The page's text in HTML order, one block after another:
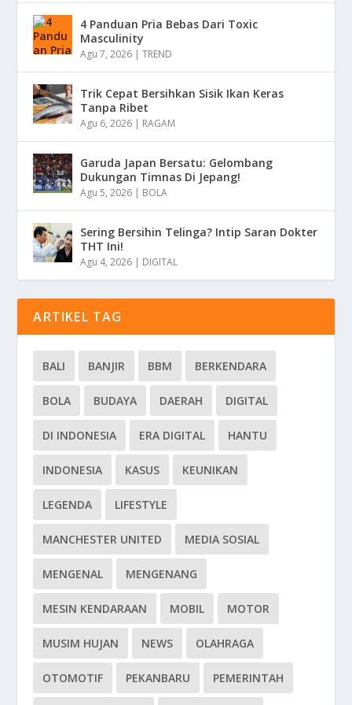
4 Panduan Pria Bebas Dari Toxic
Masculinity
Agu 7, 2026 |TREND
Trik Cepat Bersihkan Sisik Ikan Keras
Tanpa Ribet
Agu 6, 2026 | RAGAM
Garuda Japan Bersatu: Gelombang
Dukungan Timnas Di Jepang!
Agu 5, 2026 | BOLA
Sering Bersihin Telinga? Intip Saran Dokter
THT Ini!
Agu 4, 2026 | DIGITAL
ARTIKEL TAG
BALI BANJIR BBM BERKENDARA
BOLA BUDAYA DAERAH DIGITAL
DI INDONESIA ERA DIGITAL HANTU
INDONESIA KASUS KEUNIKAN
LEGENDA LIFESTYLE
MANCHESTER UNITED MEDIA SOSIAL
MENGENAL MENGENANG
MESIN KENDARAAN MOBIL MOTOR
MUSIM HUJAN NEWS OLAHRAGA
OTOMOTIF PEKANBARU PEMERINTAH